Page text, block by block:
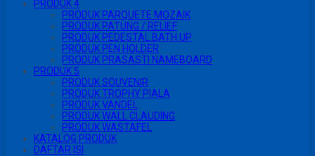
PRODUK 4
PRODUK PARQUETE MOZAIK
PRODUK PATUNG / RELIEF
PRODUK PEDESTAL BATH UP
PRODUK PEN HOLDER
PRODUK PRASASTI NAMEBOARD
PRODUK 5
PRODUK SOUVENIR
PRODUK TROPHY PIALA
PRODUK VANDEL
PRODUK WALL CLAUDING
PRODUK WASTAFEL
KATALOG PRODUK
DAFTAR ISI